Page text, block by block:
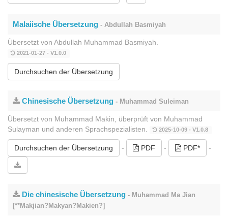
Malaiische Übersetzung - Abdullah Basmiyah
Übersetzt von Abdullah Muhammad Basmiyah.
2021-01-27 - V1.0.0
Durchsuchen der Übersetzung
Chinesische Übersetzung - Muhammad Suleiman
Übersetzt von Muhammad Makin, überprüft von Muhammad
Sulayman und anderen Sprachspezialisten.
2025-10-09 - V1.0.8
Durchsuchen der Übersetzung - PDF - PDF* -
Die chinesische Übersetzung - Muhammad Ma Jian
[**Makjian?Makyan?Makien?]